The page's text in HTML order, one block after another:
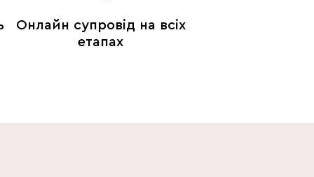
Онлайн супровід на всіх
етапах